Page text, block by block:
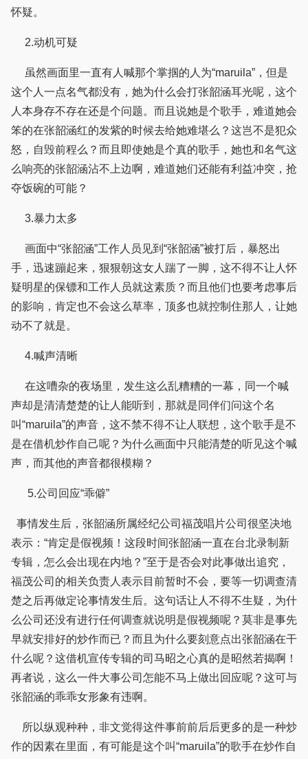
怀疑。
2.动机可疑
虽然画面里一直有人喊那个掌掴的人为“maruila”，但是
这个人一点名气都没有，她为什么会打张韶涵耳光呢，这个
人本身存不存在还是个问题。而且说她是个歌手，难道她会
笨的在张韶涵红的发紫的时候去给她难堪么？这岂不是犯众
怒，自毁前程么？而且即使她是个真的歌手，她也和名气这
么响亮的张韶涵沾不上边啊，难道她们还能有利益冲突，抢
夺饭碗的可能？
3.暴力太多
画面中“张韶涵”工作人员见到“张韶涵”被打后，暴怒出
手，迅速蹦起来，狠狠朝这女人踹了一脚，这不得不让人怀
疑明星的保镖和工作人员就这素质？而且他们也要考虑事后
的影响，肯定也不会这么草率，顶多也就控制住那人，让她
动不了就是。
4.喊声清晰
在这嘈杂的夜场里，发生这么乱糟糟的一幕，同一个喊
声却是清清楚楚的让人能听到，那就是同伴们问这个名
叫“maruila”的声音，这不禁不得不让人联想，这个歌手是不
是在借机炒作自己呢？为什么画面中只能清楚的听见这个喊
声，而其他的声音都很模糊？
5.公司回应“乖僻”
事情发生后，张韶涵所属经纪公司福茂唱片公司很坚决地
表示：“肯定是假视频！这段时间张韶涵一直在台北录制新
专辑，怎么会出现在内地？”至于是否会对此事做出追究，
福茂公司的相关负责人表示目前暂时不会，要等一切调查清
楚之后再做定论事情发生后。这句话让人不得不生疑，为什
么公司还没有进行任何调查就说明是假视频呢？莫非是事先
早就安排好的炒作而已？而且为什么要刻意点出张韶涵在干
什么呢？这借机宣传专辑的司马昭之心真的是昭然若揭啊！
再者说，这么一件大事公司怎能不马上做出回应呢？这可与
张韶涵的乖乖女形象有违啊。
所以纵观种种，非文觉得这件事前前后后更多的是一种炒
作的因素在里面，有可能是这个叫“maruila”的歌手在炒作自